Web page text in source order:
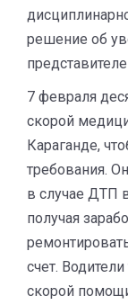
решение об
7 февраля
скорой
Караганде,
требования.
в случае ДТП
получая
счет.
скорой